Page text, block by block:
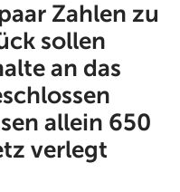
Zahlen zu
sollen
an das
allein 650
verlegt